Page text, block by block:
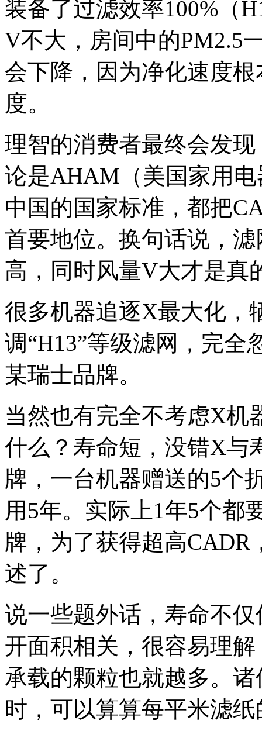
装备了过滤效率100%（
V不大，房间中的PM2.5
会下降，因为净化速度
度。
理智的消费者最终会发
论是AHAM（美国家用
中国的国家标准，都把
首要地位。换句话说，
高，同时风量V大才是真
很多机器追逐X最大化，
调“H13”等级滤网，完全
某瑞士品牌。
当然也有完全不考虑X机
什么？寿命短，没错X与
牌，一台机器赠送的5个
用5年。实际上1年5个都
牌，为了获得超高
述了。
说一些题外话，寿命不
开面积相关，很容易理
承载的颗粒也就越多。
时，可以算算每平米滤